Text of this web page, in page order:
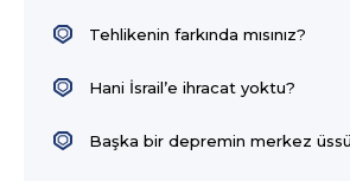
Tehlikenin farkında mısınız?
Hani İsrail’e ihracat yoktu?
Başka bir depremin merkez